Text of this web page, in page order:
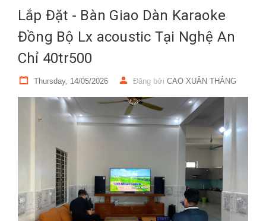
Lắp Đặt - Bàn Giao Dàn Karaoke
Đồng Bộ Lx acoustic Tại Nghệ An
Chỉ 40tr500
Thursday, 14/05/2026 Đăng bởi CAO XUÂN THẮNG